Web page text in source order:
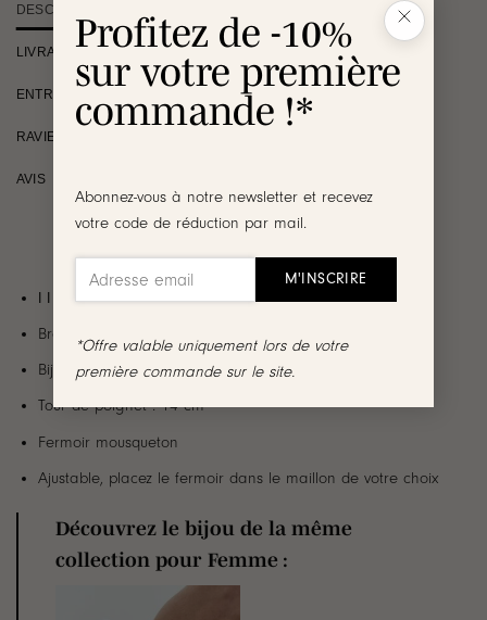
Profitez de -10%
sur votre première
commande !*
Abonnez-vous à notre newsletter et recevez
votre code de réduction par mail.
*Offre valable uniquement lors de votre
première commande sur le site.
DESCRIPTION
LIVRAISON
ENTRETIEN
RAVIE OU REMBOURSÉE
AVIS
l l Création Jolie Demoiselle ✨ Collection Enfant ✨ l l
Bracelet en plaqué or 18 carats 3 microns
Bijou décoré d’une maille ronde
Tour de poignet : 14 cm
Fermoir mousqueton
Ajustable, placez le fermoir dans le maillon de votre choix
Découvrez le bijou de la même
collection pour Femme :